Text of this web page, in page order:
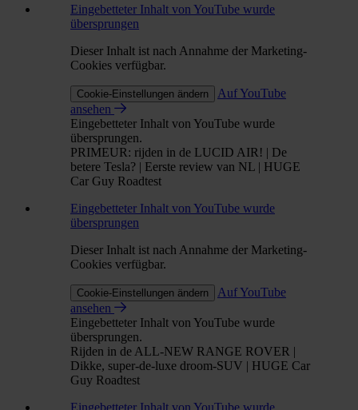
Eingebetteter Inhalt von YouTube wurde
übersprungen
Dieser Inhalt ist nach Annahme der Marketing-
Cookies verfügbar.
Cookie-Einstellungen ändern
Auf YouTube
ansehen
Eingebetteter Inhalt von YouTube wurde
übersprungen.
PRIMEUR: rijden in de LUCID AIR! | De
betere Tesla? | Eerste review van NL | HUGE
Car Guy Roadtest
Eingebetteter Inhalt von YouTube wurde
übersprungen
Dieser Inhalt ist nach Annahme der Marketing-
Cookies verfügbar.
Cookie-Einstellungen ändern
Auf YouTube
ansehen
Eingebetteter Inhalt von YouTube wurde
übersprungen.
Rijden in de ALL-NEW RANGE ROVER |
Dikke, super-de-luxe droom-SUV | HUGE Car
Guy Roadtest
Eingebetteter Inhalt von YouTube wurde